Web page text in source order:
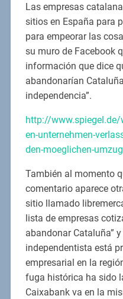
Las empresas
sitios en España para
para empeorar las
su muro de Facebook
información que dice
abandonarían
independencia”.
http://
en-unternehmen-
den-moeglichen-
También al momento
comentario aparece
sitio llamado
lista de empresas
abandonar Cataluña”
independentista está
empresarial en la
fuga histórica ha sido
Caixabank va en la